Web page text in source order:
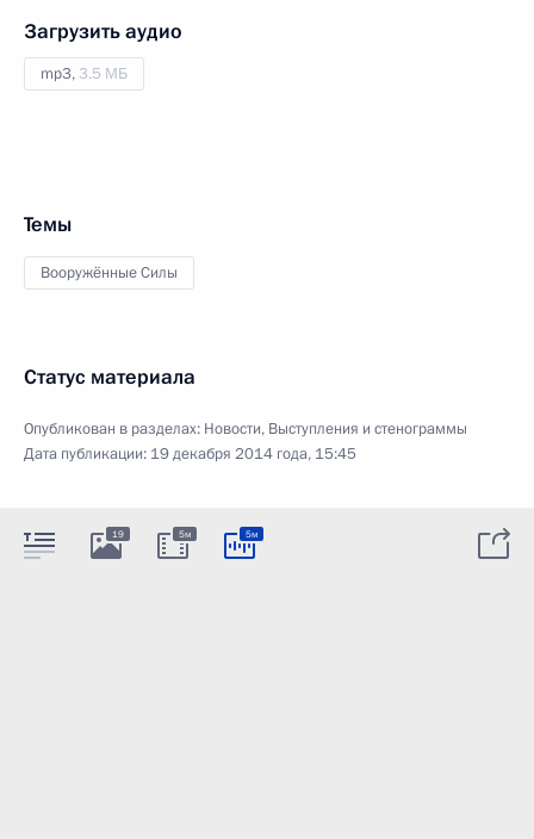
Загрузить аудио
mp3, 3.5 МБ
Темы
Вооружённые Силы
Статус материала
Опубликован в разделах: Новости, Выступления и стенограммы
Дата публикации: 19 декабря 2014 года, 15:45
19 5м 5м